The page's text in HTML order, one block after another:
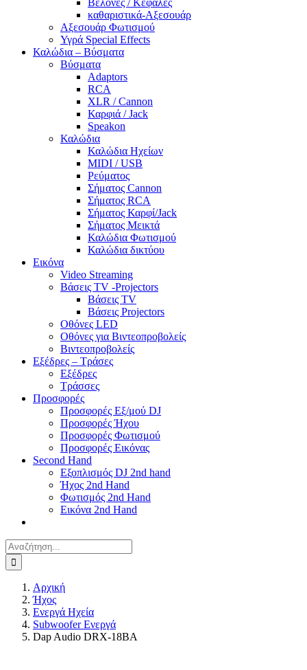
Βελόνες / Κεφαλές
καθαριστικά-Αξεσουάρ
Αξεσουάρ Φωτισμού
Υγρά Special Effects
Καλώδια – Βύσματα
Βύσματα
Adaptors
RCA
XLR / Cannon
Καρφιά / Jack
Speakon
Καλώδια
Καλώδια Ηχείων
MIDI / USB
Ρεύματος
Σήματος Cannon
Σήματος RCA
Σήματος Καρφί/Jack
Σήματος Μεικτά
Καλώδια Φωτισμού
Καλώδια δικτύου
Εικόνα
Video Streaming
Βάσεις TV -Projectors
Βάσεις TV
Βάσεις Projectors
Οθόνες LED
Οθόνες για Βιντεοπροβολείς
Βιντεοπροβολείς
Εξέδρες – Τράσες
Εξέδρες
Τράσσες
Προσφορές
Προσφορές Εξ/μού DJ
Προσφορές Ήχου
Προσφορές Φωτισμού
Προσφορές Εικόνας
Second Hand
Εξοπλισμός DJ 2nd hand
Ήχος 2nd Hand
Φωτισμός 2nd Hand
Εικόνα 2nd Hand
Αναζήτηση
για:
Αρχική
Ήχος
Ενεργά Ηχεία
Subwoofer Ενεργά
Dap Audio DRX-18BA